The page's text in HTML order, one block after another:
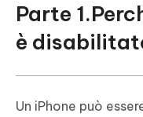
Parte
è
Un iPhone può